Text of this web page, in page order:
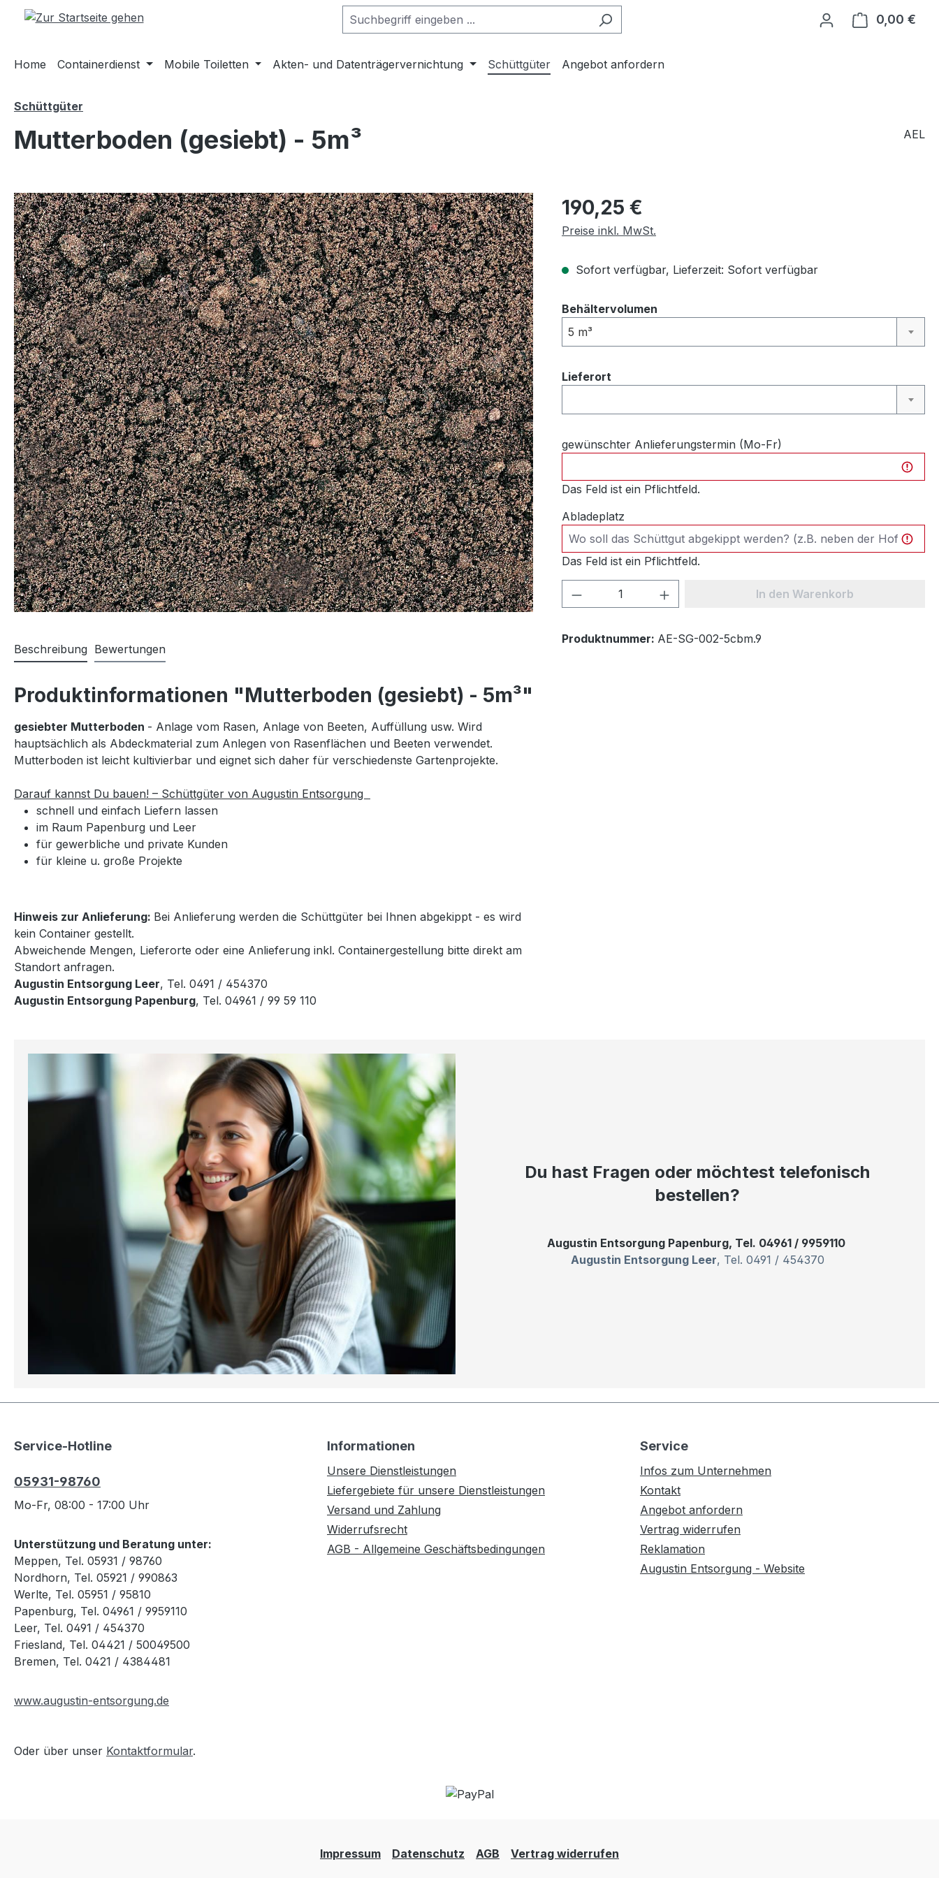
Hauptinhalt springen
Zur Suche springen
Zur Hauptnavigation springen 0,00 €
Home Containerdienst Mobile Toiletten Akten- und Datenträgervernichtung Schüttgüter Angebot anfordern
Schüttgüter
Mutterboden (gesiebt) - 5m³ AEL
Bildergalerie überspringen
Beschreibung Bewertungen
Produktinformationen "Mutterboden (gesiebt) - 5m³"
gesiebter Mutterboden - Anlage vom Rasen, Anlage von Beeten, Auffüllung usw. Wird
hauptsächlich als Abdeckmaterial zum Anlegen von Rasenflächen und Beeten verwendet.
Mutterboden ist leicht kultivierbar und eignet sich daher für verschiedenste Gartenprojekte.
Darauf kannst Du bauen! – Schüttgüter von Augustin Entsorgung
schnell und einfach Liefern lassen
im Raum Papenburg und Leer
für gewerbliche und private Kunden
für kleine u. große Projekte
Hinweis zur Anlieferung: Bei Anlieferung werden die Schüttgüter bei Ihnen abgekippt - es wird
kein Container gestellt.
Abweichende Mengen, Lieferorte oder eine Anlieferung inkl. Containergestellung bitte direkt am
Standort anfragen.
Augustin Entsorgung Leer, Tel. 0491 / 454370
Augustin Entsorgung Papenburg, Tel. 04961 / 99 59 110
Regulärer Preis:
190,25 €
Preise inkl. MwSt.
Sofort verfügbar, Lieferzeit: Sofort verfügbar
Behältervolumen
5 m³
Lieferort
gewünschter Anlieferungstermin (Mo-Fr)
Das Feld ist ein Pflichtfeld.
Abladeplatz
Das Feld ist ein Pflichtfeld.
Produkt Anzahl: Gib den gewünschten Wert
In den Warenkorb
Produktnummer: AE-SG-002-5cbm.9
Du hast Fragen oder möchtest telefonisch
bestellen?
Augustin Entsorgung Papenburg, Tel. 04961 / 9959110
Augustin Entsorgung Leer, Tel. 0491 / 454370
Service-Hotline
05931-98760
Mo-Fr, 08:00 - 17:00 Uhr
Unterstützung und Beratung unter:
Meppen, Tel. 05931 / 98760
Nordhorn, Tel. 05921 / 990863
Werlte, Tel. 05951 / 95810
Papenburg, Tel. 04961 / 9959110
Leer, Tel. 0491 / 454370
Friesland, Tel. 04421 / 50049500
Bremen, Tel. 0421 / 4384481
www.augustin-entsorgung.de
Oder über unser Kontaktformular.
Informationen
Unsere Dienstleistungen
Liefergebiete für unsere Dienstleistungen
Versand und Zahlung
Widerrufsrecht
AGB - Allgemeine Geschäftsbedingungen
Service
Infos zum Unternehmen
Kontakt
Angebot anfordern
Vertrag widerrufen
Reklamation
Augustin Entsorgung - Website
Impressum Datenschutz AGB Vertrag widerrufen